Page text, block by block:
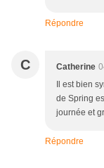
Répondre
C Catherine
Il est bien
de Spring
journée et
Répondre